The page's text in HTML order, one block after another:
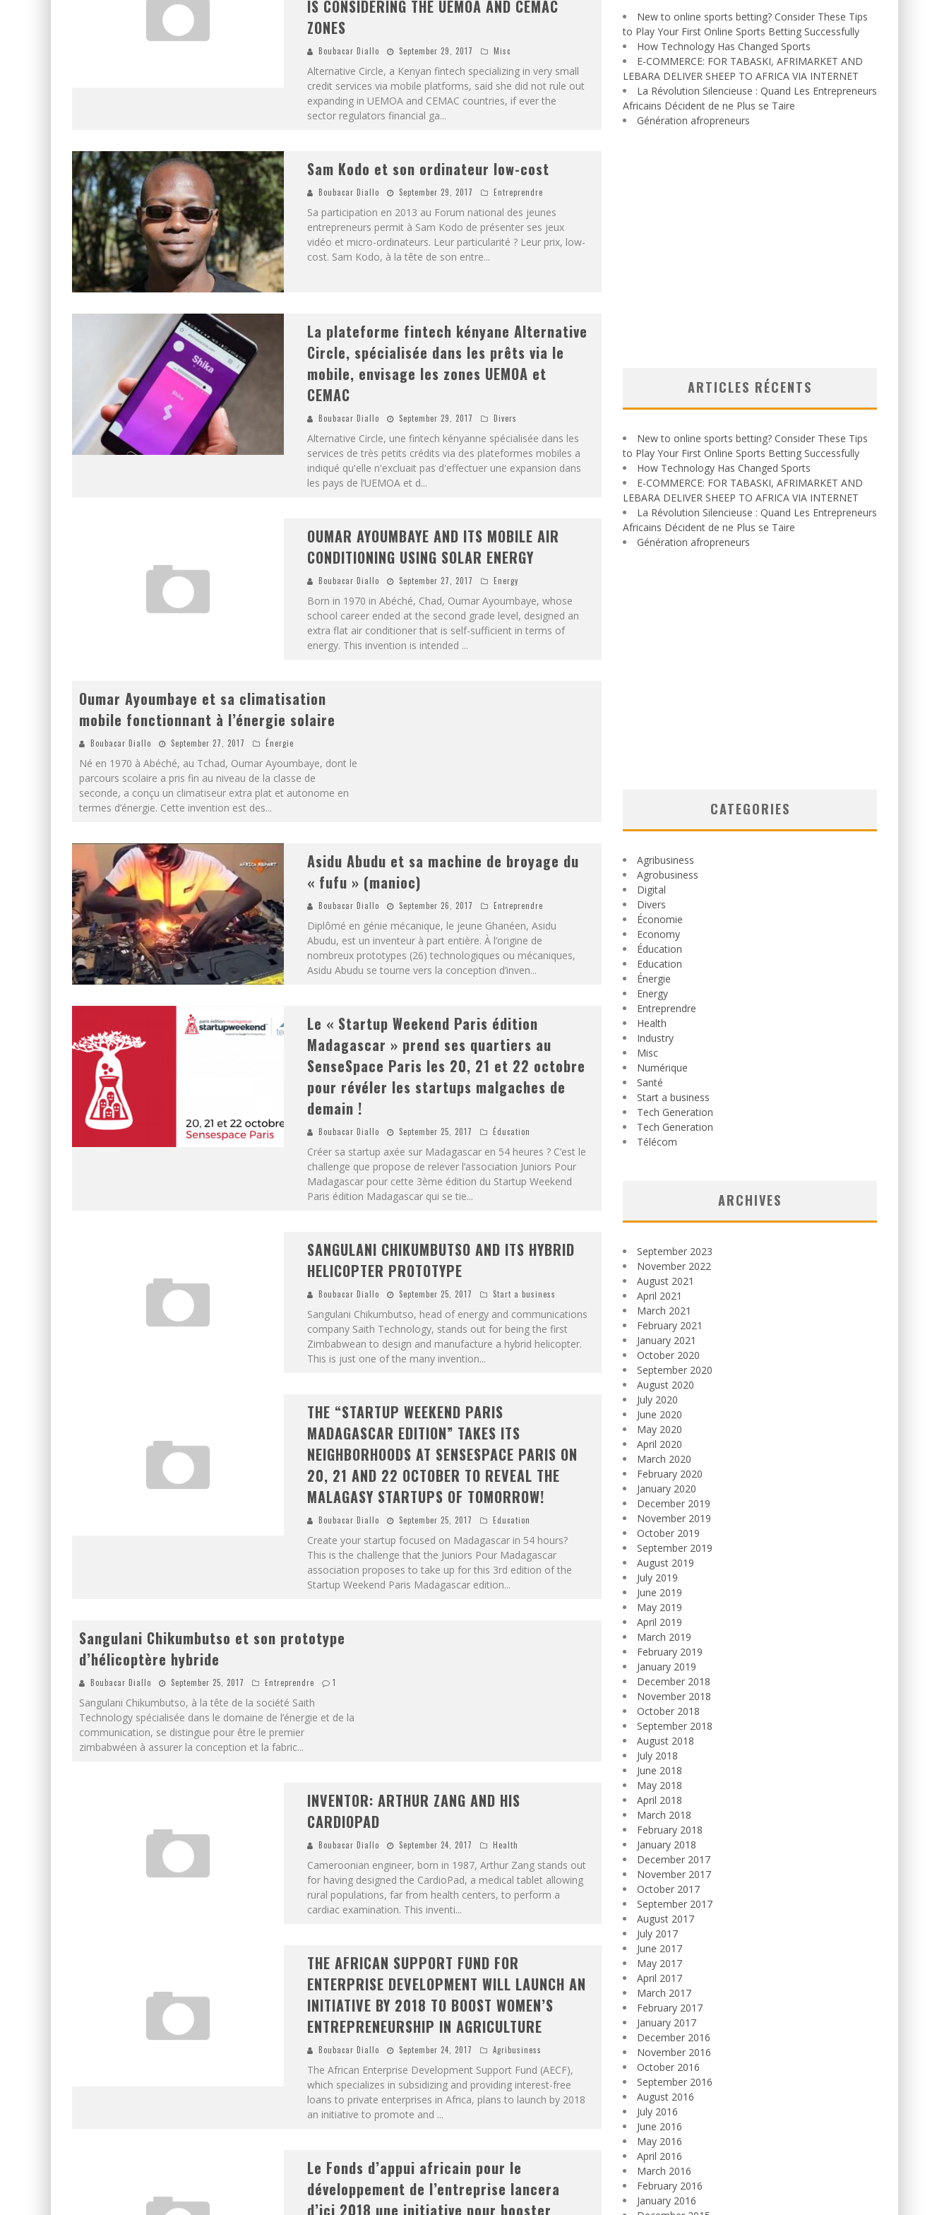
IS CONSIDERING THE UEMOA AND CEMAC
ZONES
Boubacar Diallo September 29, 2017 Misc
Alternative Circle, a Kenyan fintech specializing in very small
credit services via mobile platforms, said she did not rule out
expanding in UEMOA and CEMAC countries, if ever the
sector regulators financial ga...
Sam Kodo et son ordinateur low-cost
Boubacar Diallo September 29, 2017 Entreprendre
Sa participation en 2013 au Forum national des jeunes
entrepreneurs permit à Sam Kodo de présenter ses jeux
vidéo et micro-ordinateurs. Leur particularité ? Leur prix, low-
cost. Sam Kodo, à la tête de son entre...
La plateforme fintech kényane Alternative
Circle, spécialisée dans les prêts via le
mobile, envisage les zones UEMOA et
CEMAC
Boubacar Diallo September 29, 2017 Divers
Alternative Circle, une fintech kényanne spécialisée dans les
services de très petits crédits via des plateformes mobiles a
indiqué qu'elle n'excluait pas d'effectuer une expansion dans
les pays de l’UEMOA et d...
OUMAR AYOUMBAYE AND ITS MOBILE AIR
CONDITIONING USING SOLAR ENERGY
Boubacar Diallo September 27, 2017 Energy
Born in 1970 in Abéché, Chad, Oumar Ayoumbaye, whose
school career ended at the second grade level, designed an
extra flat air conditioner that is self-sufficient in terms of
energy. This invention is intended ...
Oumar Ayoumbaye et sa climatisation
mobile fonctionnant à l’énergie solaire
Boubacar Diallo September 27, 2017 Énergie
Né en 1970 à Abéché, au Tchad, Oumar Ayoumbaye, dont le
parcours scolaire a pris fin au niveau de la classe de
seconde, a conçu un climatiseur extra plat et autonome en
termes d’énergie. Cette invention est des...
Asidu Abudu et sa machine de broyage du
« fufu » (manioc)
Boubacar Diallo September 26, 2017 Entreprendre
Diplômé en génie mécanique, le jeune Ghanéen, Asidu
Abudu, est un inventeur à part entière. À l’origine de
nombreux prototypes (26) technologiques ou mécaniques,
Asidu Abudu se tourne vers la conception d’inven...
Le « Startup Weekend Paris édition
Madagascar » prend ses quartiers au
SenseSpace Paris les 20, 21 et 22 octobre
pour révéler les startups malgaches de
demain !
Boubacar Diallo September 25, 2017 Éducation
Créer sa startup axée sur Madagascar en 54 heures ? C’est le
challenge que propose de relever l’association Juniors Pour
Madagascar pour cette 3ème édition du Startup Weekend
Paris édition Madagascar qui se tie...
SANGULANI CHIKUMBUTSO AND ITS HYBRID
HELICOPTER PROTOTYPE
Boubacar Diallo September 25, 2017 Start a business
Sangulani Chikumbutso, head of energy and communications
company Saith Technology, stands out for being the first
Zimbabwean to design and manufacture a hybrid helicopter.
This is just one of the many invention...
THE “STARTUP WEEKEND PARIS
MADAGASCAR EDITION” TAKES ITS
NEIGHBORHOODS AT SENSESPACE PARIS ON
20, 21 AND 22 OCTOBER TO REVEAL THE
MALAGASY STARTUPS OF TOMORROW!
Boubacar Diallo September 25, 2017 Education
Create your startup focused on Madagascar in 54 hours?
This is the challenge that the Juniors Pour Madagascar
association proposes to take up for this 3rd edition of the
Startup Weekend Paris Madagascar edition...
Sangulani Chikumbutso et son prototype
d’hélicoptère hybride
Boubacar Diallo September 25, 2017 Entreprendre 1
Sangulani Chikumbutso, à la tête de la société Saith
Technology spécialisée dans le domaine de l’énergie et de la
communication, se distingue pour être le premier
zimbabwéen à assurer la conception et la fabric...
INVENTOR: ARTHUR ZANG AND HIS
CARDIOPAD
Boubacar Diallo September 24, 2017 Health
Cameroonian engineer, born in 1987, Arthur Zang stands out
for having designed the CardioPad, a medical tablet allowing
rural populations, far from health centers, to perform a
cardiac examination. This inventi...
THE AFRICAN SUPPORT FUND FOR
ENTERPRISE DEVELOPMENT WILL LAUNCH AN
INITIATIVE BY 2018 TO BOOST WOMEN’S
ENTREPRENEURSHIP IN AGRICULTURE
Boubacar Diallo September 24, 2017 Agribusiness
The African Enterprise Development Support Fund (AECF),
which specializes in subsidizing and providing interest-free
loans to private enterprises in Africa, plans to launch by 2018
an initiative to promote and ...
Le Fonds d’appui africain pour le
développement de l’entreprise lancera
d’ici 2018 une initiative pour booster
New to online sports betting? Consider These Tips
to Play Your First Online Sports Betting Successfully
How Technology Has Changed Sports
E-COMMERCE: FOR TABASKI, AFRIMARKET AND
LEBARA DELIVER SHEEP TO AFRICA VIA INTERNET
La Révolution Silencieuse : Quand Les Entrepreneurs
Africains Décident de ne Plus se Taire
Génération afropreneurs
ARTICLES RÉCENTS
New to online sports betting? Consider These Tips
to Play Your First Online Sports Betting Successfully
How Technology Has Changed Sports
E-COMMERCE: FOR TABASKI, AFRIMARKET AND
LEBARA DELIVER SHEEP TO AFRICA VIA INTERNET
La Révolution Silencieuse : Quand Les Entrepreneurs
Africains Décident de ne Plus se Taire
Génération afropreneurs
CATEGORIES
Agribusiness
Agrobusiness
Digital
Divers
Économie
Economy
Éducation
Education
Énergie
Energy
Entreprendre
Health
Industry
Misc
Numérique
Santé
Start a business
Tech Generation
Tech Generation
Télécom
ARCHIVES
September 2023
November 2022
August 2021
April 2021
March 2021
February 2021
January 2021
October 2020
September 2020
August 2020
July 2020
June 2020
May 2020
April 2020
March 2020
February 2020
January 2020
December 2019
November 2019
October 2019
September 2019
August 2019
July 2019
June 2019
May 2019
April 2019
March 2019
February 2019
January 2019
December 2018
November 2018
October 2018
September 2018
August 2018
July 2018
June 2018
May 2018
April 2018
March 2018
February 2018
January 2018
December 2017
November 2017
October 2017
September 2017
August 2017
July 2017
June 2017
May 2017
April 2017
March 2017
February 2017
January 2017
December 2016
November 2016
October 2016
September 2016
August 2016
July 2016
June 2016
May 2016
April 2016
March 2016
February 2016
January 2016